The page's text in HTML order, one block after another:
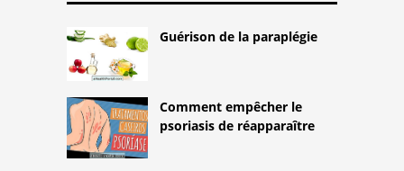
Guérison de la paraplégie
Comment empêcher le
psoriasis de réapparaître